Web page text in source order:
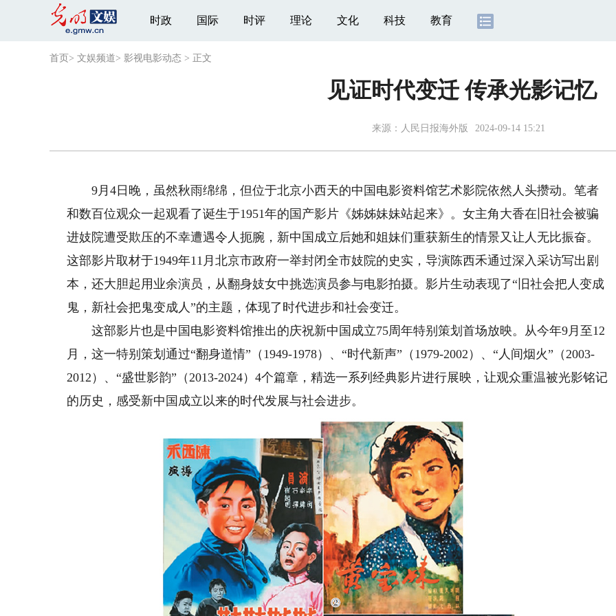
时政 国际 时评 理论 文化 科技 教育
首页 > 文娱频道> 影视电影动态 > 正文
见证时代变迁 传承光影记忆
来源： 人民日报海外版 2024-09-14 15:21
9月4日晚，虽然秋雨绵绵，但位于北京小西天的中国电影资料馆艺术影院依然人头攒动。笔者
和数百位观众一起观看了诞生于1951年的国产影片《姊姊妹妹站起来》。女主角大香在旧社会被骗
进妓院遭受欺压的不幸遭遇令人扼腕，新中国成立后她和姐妹们重获新生的情景又让人无比振奋。
这部影片取材于1949年11月北京市政府一举封闭全市妓院的史实，导演陈西禾通过深入采访写出剧
本，还大胆起用业余演员，从翻身妓女中挑选演员参与电影拍摄。影片生动表现了“旧社会把人变成
鬼，新社会把鬼变成人”的主题，体现了时代进步和社会变迁。
这部影片也是中国电影资料馆推出的庆祝新中国成立75周年特别策划首场放映。从今年9月至12
月，这一特别策划通过“翻身道情”（1949-1978）、“时代新声”（1979-2002）、“人间烟火”（2003-
2012）、“盛世影韵”（2013-2024）4个篇章，精选一系列经典影片进行展映，让观众重温被光影铭记
的历史，感受新中国成立以来的时代发展与社会进步。